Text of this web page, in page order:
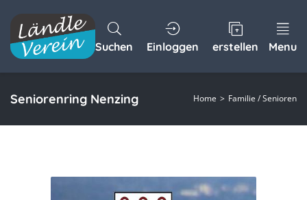
Suchen Einloggen erstellen Menu
Seniorenring Nenzing Home Familie / Senioren